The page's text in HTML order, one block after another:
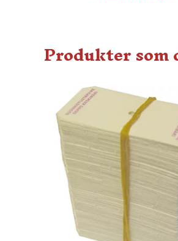
Produkter